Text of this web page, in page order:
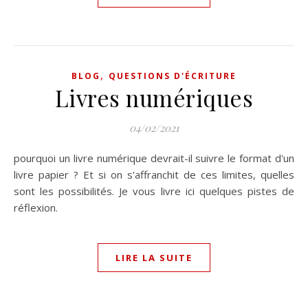
BLOG , QUESTIONS D'ÉCRITURE
Livres numériques
04/02/2021
pourquoi un livre numérique devrait-il suivre le format d'un
livre papier ? Et si on s'affranchit de ces limites, quelles
sont les possibilités. Je vous livre ici quelques pistes de
réflexion.
LIRE LA SUITE